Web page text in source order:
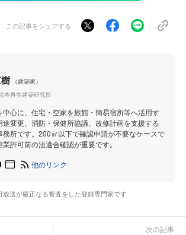
この記事をシェアする
（建築家）
本再生建築研究所
中心に、住宅・空家を旅館・簡易宿所等へ活用す
途変更、消防・保健所協議、改修計画を支援する
務所です。200㎡以下で確認申請が不要なケースで
業許可前の法適合確認が重要です。
他のリンク
送が厳正なる審査をした登録専門家です
次の記事